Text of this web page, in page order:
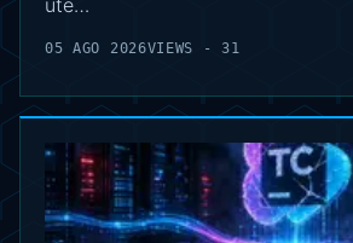
ute…
05 AGO 2026VIEWS - 31